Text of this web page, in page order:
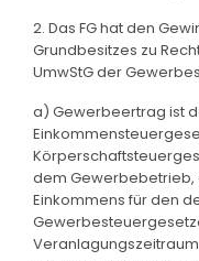
2. Das FG hat den
Grundbesitzes zu
UmwStG der
a) Gewerbeertrag ist
dem Gewerbebetrieb,
Einkommens für den